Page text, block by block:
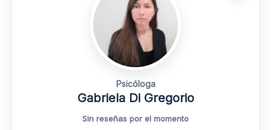
Psicóloga
Gabriela Di Gregorio
Sin reseñas por el momento